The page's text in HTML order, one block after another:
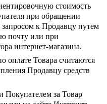
стоимость
при обращении
к Продавцу путем
почту или при
интернет-магазина.
оплате Товара считаются
Продавцу средств
Покупателем за Товар